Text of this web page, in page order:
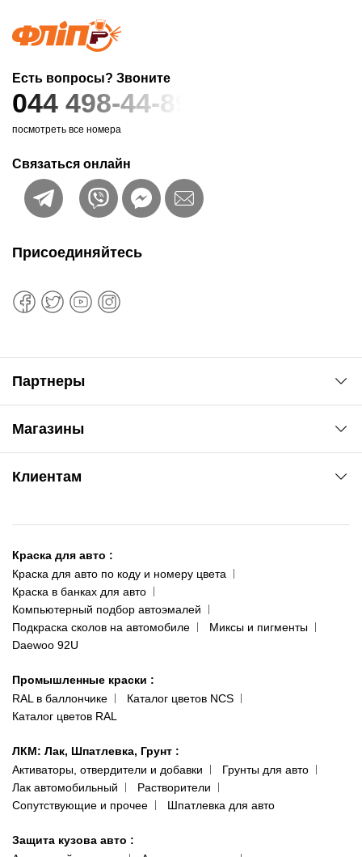
Есть вопросы? Звоните
044 498-44-89
посмотреть все номера
Связаться онлайн
Магазины
ул. Рабочая, 2-а
093 611-39-23
(ориентир: Интайм №40)
Одесса
пр-т Акад. Глушко, 29
066 554-97-70
Клиентам
Доставка и оплата
Сотрудничество
Наши публикации
Публичная оферта
Политика конфиденциальности
Присоединяйтесь
Партнеры
Сервис колористам
Краска для авто :
Краска для авто по коду и номеру цвета
Краска в банках для авто
Компьютерный подбор автоэмалей
Подкраска сколов на автомобиле
Миксы и пигменты
Daewoo 92U
Промышленные краски :
RAL в баллончике
Каталог цветов NCS
Каталог цветов RAL
ЛКМ: Лак, Шпатлевка, Грунт :
Активаторы, отвердители и добавки
Грунты для авто
Лак автомобильный
Растворители
Сопутствующие и прочее
Шпатлевка для авто
Защита кузова авто :